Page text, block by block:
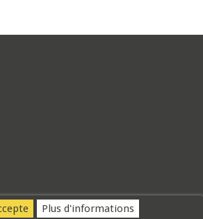
Plus d'informations